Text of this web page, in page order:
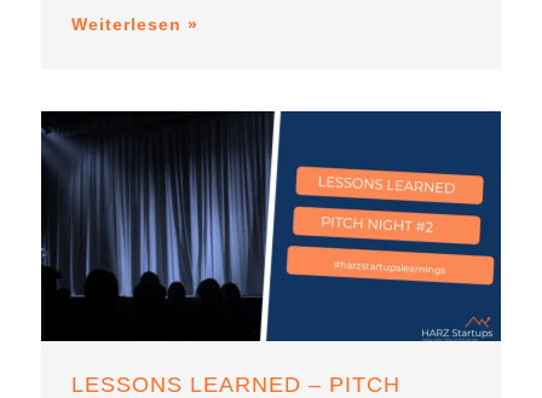
Weiterlesen »
LESSONS LEARNED – PITCH